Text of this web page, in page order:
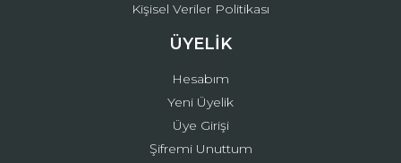
Kişisel Veriler Politikası
ÜYELİK
Hesabım
Yeni Üyelik
Üye Girişi
Şifremi Unuttum